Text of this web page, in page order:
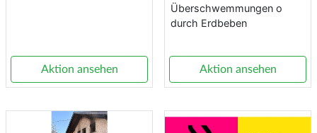
Aktion ansehen
Überschwemmungen o
durch Erdbeben
Aktion ansehen